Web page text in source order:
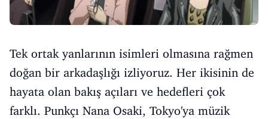
Tek ortak yanlarının isimleri olmasına rağmen
doğan bir arkadaşlığı izliyoruz. Her ikisinin de
hayata olan bakış açıları ve hedefleri çok
farklı. Punkçı Nana Osaki, Tokyo'ya müzik